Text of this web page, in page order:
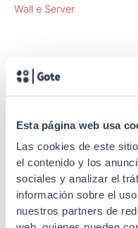
Esta página web usa
Las cookies de este
el contenido y los
sociales y analizar el
información sobre el
nuestros partners de
Wall e Server
SKU: 31GTSC
Acessórios de rack
Fechadura retangular com
puxador e chave para a
porta frontal do armário